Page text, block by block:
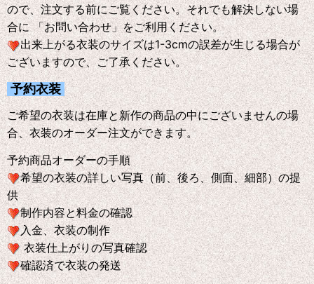
ので、注文する前にご覧ください。それでも解決しない場
合に 「お問い合わせ」をご利用ください。
出来上がる衣装のサイズは1-3cmの誤差が生じる場合が
ございますので、ご了承ください。
予約衣装
ご希望の衣装は在庫と新作の商品の中にございませんの場
合、衣装のオーダー注文ができます。
予約商品オーダーの手順
希望の衣装の詳しい写真（前、後ろ、側面、細部）の提
供
制作内容と料金の確認
入金、衣装の制作
衣装仕上がりの写真確認
確認済で衣装の発送